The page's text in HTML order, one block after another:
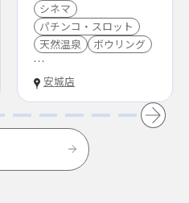
シネマ
パチンコ・スロット
天然温泉
ボウリング
…
安城店